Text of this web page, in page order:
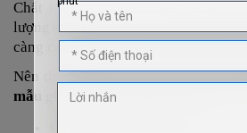
Chất liệu gỗ là yếu tố quan
lượng và độ bền của bộ salon. Gỗ
càng cao, tương xứng với số tiền bạn
Nên tham khảo về các loại gỗ tự
mẫu ghế sa lông gỗ đẹp
phù hợp